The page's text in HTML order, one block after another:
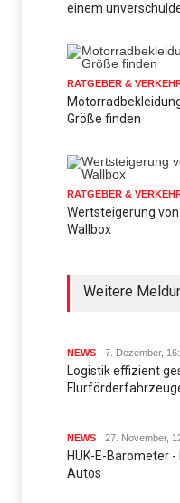
einem
RATGEBER &
Größe finden
RATGEBER &
Wertsteigerung
Wallbox
Weitere
NEWS 7. Dezember,
Logistik effizient
NEWS 27. November,
HUK-E-Barometer
Autos